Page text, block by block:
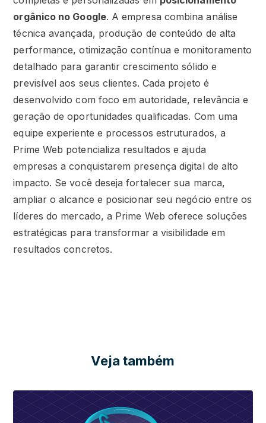
orgânico no Google. A empresa combina análise
técnica avançada, produção de conteúdo de alta
performance, otimização contínua e monitoramento
detalhado para garantir crescimento sólido e
previsível aos seus clientes. Cada projeto é
desenvolvido com foco em autoridade, relevância e
geração de oportunidades qualificadas. Com uma
equipe experiente e processos estruturados, a
Prime Web potencializa resultados e ajuda
empresas a conquistarem presença digital de alto
impacto. Se você deseja fortalecer sua marca,
ampliar o alcance e posicionar seu negócio entre os
líderes do mercado, a Prime Web oferece soluções
estratégicas para transformar a visibilidade em
resultados concretos.
Veja também